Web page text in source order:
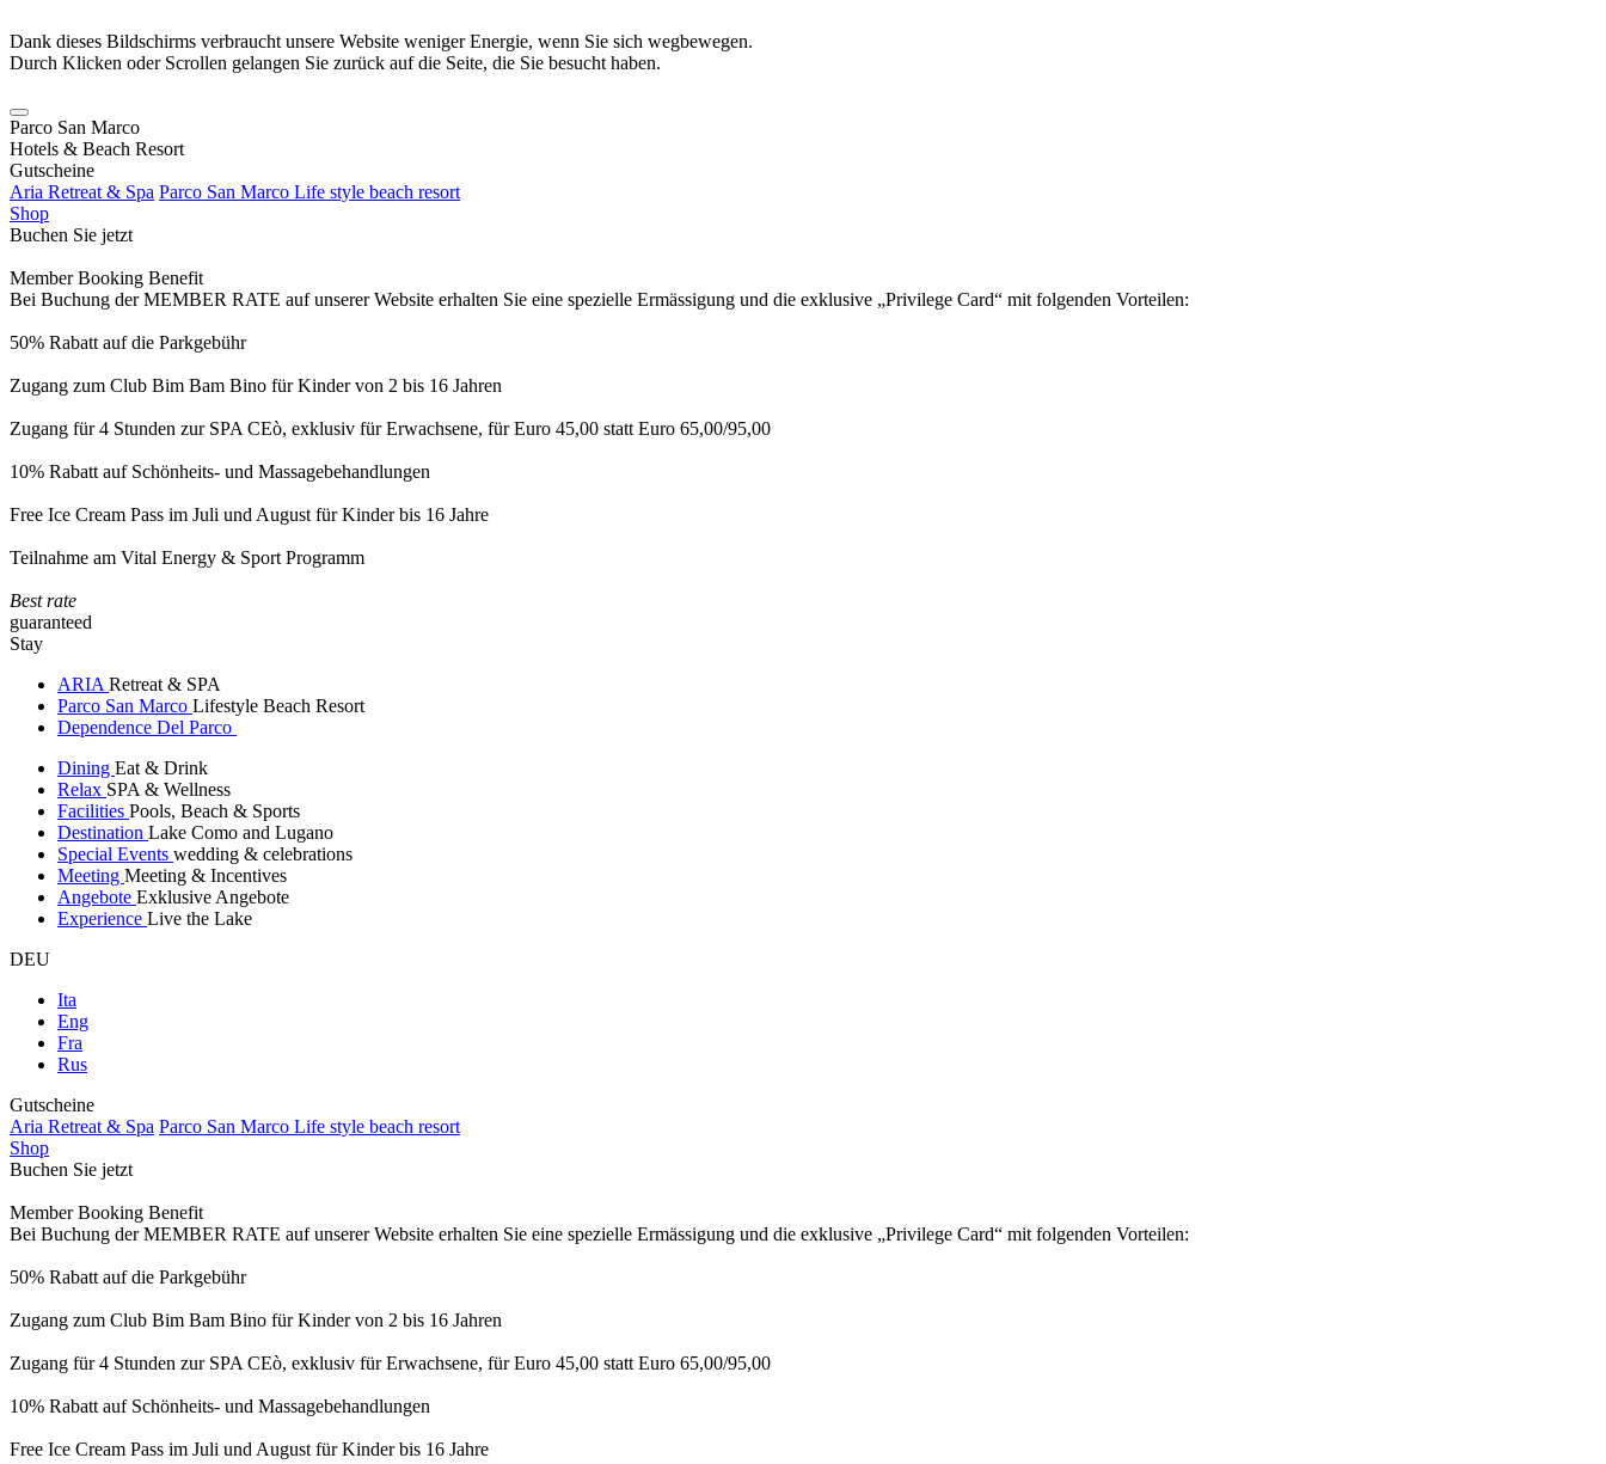
Dank dieses Bildschirms verbraucht unsere Website weniger Energie, wenn Sie sich wegbewegen.
Durch Klicken oder Scrollen gelangen Sie zurück auf die Seite, die Sie besucht haben.
Parco San Marco
Hotels & Beach Resort
Gutscheine
Aria Retreat & Spa Parco San Marco Life style beach resort
Shop
Buchen Sie jetzt
Member Booking Benefit
Bei Buchung der MEMBER RATE auf unserer Website erhalten Sie eine spezielle Ermässigung und die exklusive „Privilege Card“ mit folgenden Vorteilen:
50% Rabatt auf die Parkgebühr
Zugang zum Club Bim Bam Bino für Kinder von 2 bis 16 Jahren
Zugang für 4 Stunden zur SPA CEò, exklusiv für Erwachsene, für Euro 45,00 statt Euro 65,00/95,00
10% Rabatt auf Schönheits- und Massagebehandlungen
Free Ice Cream Pass im Juli und August für Kinder bis 16 Jahre
Teilnahme am Vital Energy & Sport Programm
Best rate
guaranteed
Stay
ARIA Retreat & SPA
Parco San Marco Lifestyle Beach Resort
Dependence Del Parco
Dining Eat & Drink
Relax SPA & Wellness
Facilities Pools, Beach & Sports
Destination Lake Como and Lugano
Special Events wedding & celebrations
Meeting Meeting & Incentives
Angebote Exklusive Angebote
Experience Live the Lake
DEU
Ita
Eng
Fra
Rus
Gutscheine
Aria Retreat & Spa Parco San Marco Life style beach resort
Shop
Buchen Sie jetzt
Member Booking Benefit
Bei Buchung der MEMBER RATE auf unserer Website erhalten Sie eine spezielle Ermässigung und die exklusive „Privilege Card“ mit folgenden Vorteilen:
50% Rabatt auf die Parkgebühr
Zugang zum Club Bim Bam Bino für Kinder von 2 bis 16 Jahren
Zugang für 4 Stunden zur SPA CEò, exklusiv für Erwachsene, für Euro 45,00 statt Euro 65,00/95,00
10% Rabatt auf Schönheits- und Massagebehandlungen
Free Ice Cream Pass im Juli und August für Kinder bis 16 Jahre